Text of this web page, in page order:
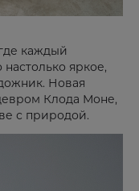
каждый
яркое,
Новая
Клода Моне,
с природой.